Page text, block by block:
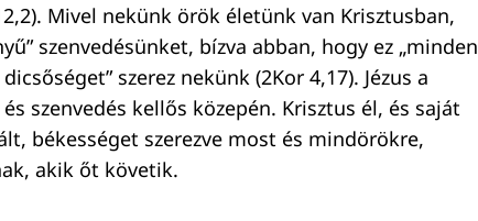
Mivel nekünk örök életünk van Krisztusban,
szenvedésünket, bízva abban, hogy ez „minden
szerez nekünk (2Kor 4,17). Jézus a
szenvedés kellős közepén. Krisztus él, és saját
békességet szerezve most és mindörökre,
akik őt követik.